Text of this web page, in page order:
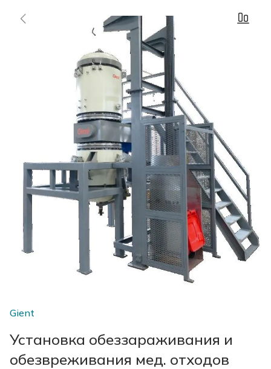
Gient
Установка обеззараживания и
обезвреживания мед. отходов